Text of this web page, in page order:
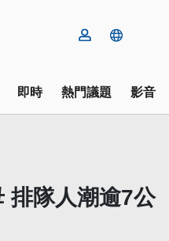
即時 熱門議題 影音
排隊人潮逾7公